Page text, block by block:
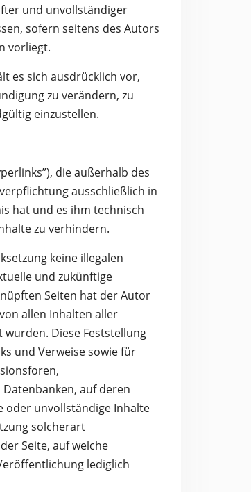
und unvollständiger
sofern seitens des Autors
vorliegt.
es sich ausdrücklich vor,
zu verändern, zu
einzustellen.
die außerhalb des
ausschließlich in
hat und es ihm technisch
zu verhindern.
keine illegalen
und zukünftige
Seiten hat der Autor
allen Inhalten aller
Diese Feststellung
und Verweise sowie für
auf deren
oder unvollständige Inhalte
solcherart
Seite, auf welche
lediglich